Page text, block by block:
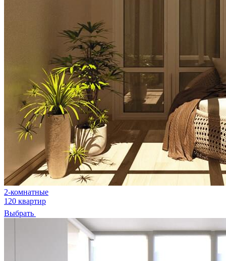
2-комнатные
120 квартир
Выбрать